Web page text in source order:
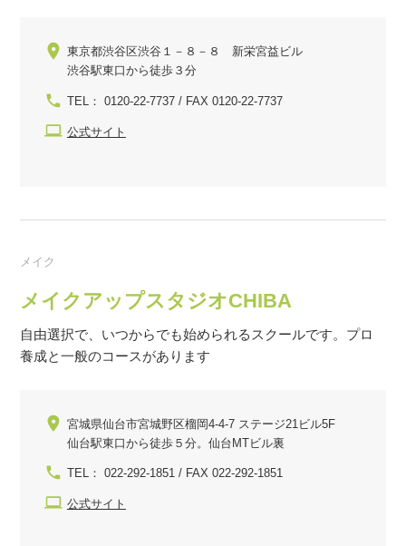
東京都渋谷区渋谷１－８－８ 新栄宮益ビル
渋谷駅東口から徒歩３分
TEL： 0120-22-7737 / FAX 0120-22-7737
公式サイト
メイク
メイクアップスタジオCHIBA
自由選択で、いつからでも始められるスクールです。プロ
養成と一般のコースがあります
宮城県仙台市宮城野区榴岡4-4-7 ステージ21ビル5F
仙台駅東口から徒歩５分。仙台MTビル裏
TEL： 022-292-1851 / FAX 022-292-1851
公式サイト